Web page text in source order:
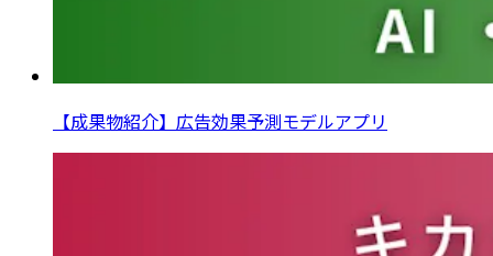
【成果物紹介】広告効果予測モデルアプリ